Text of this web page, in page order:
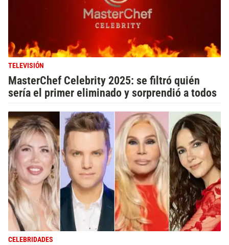
TELEVISIÓN
MasterChef Celebrity 2025: se filtró quién
sería el primer eliminado y sorprendió a todos
CELEBRIDADES